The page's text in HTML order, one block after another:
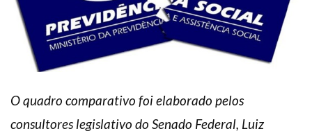
O quadro comparativo foi elaborado pelos
consultores legislativo do Senado Federal, Luiz